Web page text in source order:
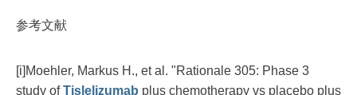
参考文献
[i]Moehler, Markus H., et al. "Rationale 305: Phase 3
study ofTislelizumab plus chemotherapy vs placebo plus